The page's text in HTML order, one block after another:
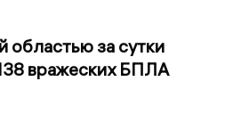
областью за сутки
вражеских БПЛА